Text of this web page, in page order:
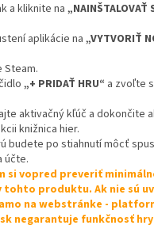
a kliknite na „NAINŠTALOVAŤ
aplikácie na „VYTVORIŤ
Steam.
„+ PRIDAŤ HRU“ a zvoľte
aktivačný kľúč a dokončite
knižnica hier.
budete po stiahnutí môcť
účte.
si vopred preveriť
produktu. Ak nie sú
na webstránke -
negarantuje funkčnosť hry